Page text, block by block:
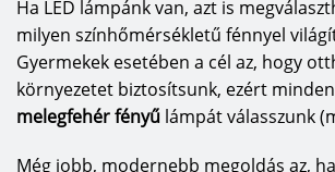
Ha LED lámpánk van, azt is
milyen színhőmérsékletű fénnyel
Gyermekek esetében a cél az, hogy
környezetet biztosítsunk, ezért
melegfehér fényű lámpát válasszunk
Még jobb, modernebb megoldás az,